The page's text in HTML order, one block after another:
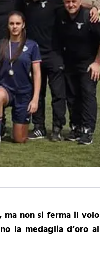
ma non si ferma il volo
la medaglia d’oro al